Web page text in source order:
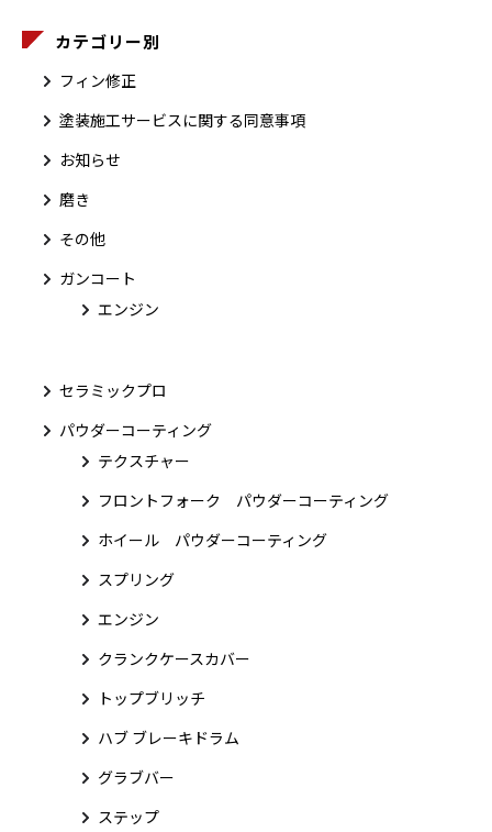
カテゴリー別
フィン修正
塗装施工サービスに関する同意事項
お知らせ
磨き
その他
ガンコート
エンジン
セラミックプロ
パウダーコーティング
テクスチャー
フロントフォーク パウダーコーティング
ホイール パウダーコーティング
スプリング
エンジン
クランクケースカバー
トップブリッチ
ハブ ブレーキドラム
グラブバー
ステップ